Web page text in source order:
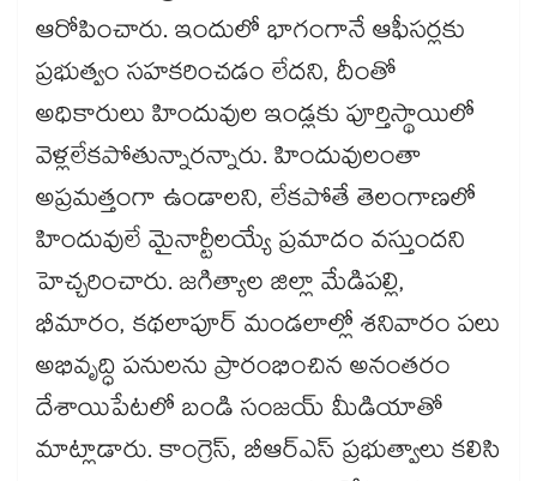
ఆరోపించారు. ఇందులో భాగంగానే ఆఫీసర్లకు
ప్రభుత్వం సహకరించడం లేదని, దీంతో
అధికారులు హిందువుల ఇండ్లకు పూర్తిస్థాయిలో
వెళ్లలేకపోతున్నారన్నారు. హిందువులంతా
అప్రమత్తంగా ఉండాలని, లేకపోతే తెలంగాణలో
హిందువులే మైనార్టీలయ్యే ప్రమాదం వస్తుందని
హెచ్చరించారు. జగిత్యాల జిల్లా మేడిపల్లి,
భీమారం, కథలాపూర్ మండలాల్లో శనివారం పలు
అభివృద్ధి పనులను ప్రారంభించిన అనంతరం
దేశాయిపేటలో బండి సంజయ్ మీడియాతో
మాట్లాడారు. కాంగ్రెస్, బీఆర్ఎస్ ప్రభుత్వాలు కలిసి